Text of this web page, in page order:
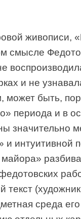
живописи,
смысле
и не
может быть,
периода и в
значительно
и интуитивной
текст
среда